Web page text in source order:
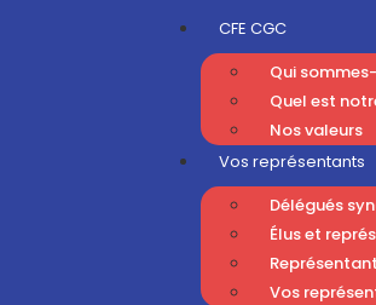
CFE CGC
Qui
Quel est
Nos valeurs
Vos représentants
Délégués
Élus et
Vos